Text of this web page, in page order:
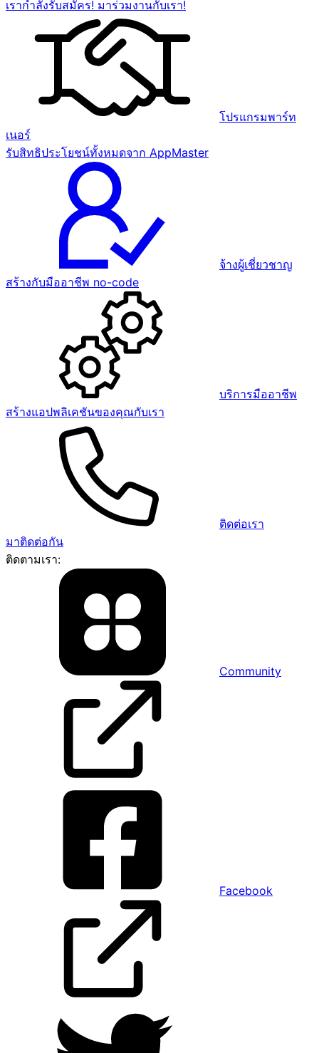
เรากำลังรับสมัคร! มาร่วมงานกับเรา!
โปรแกรมพาร์ท
เนอร์
รับสิทธิประโยชน์ทั้งหมดจาก AppMaster
จ้างผู้เชี่ยวชาญ
สร้างกับมืออาชีพ no-code
บริการมืออาชีพ
สร้างแอปพลิเคชันของคุณกับเรา
ติดต่อเรา
มาติดต่อกัน
ติดตามเรา:
Community
Facebook